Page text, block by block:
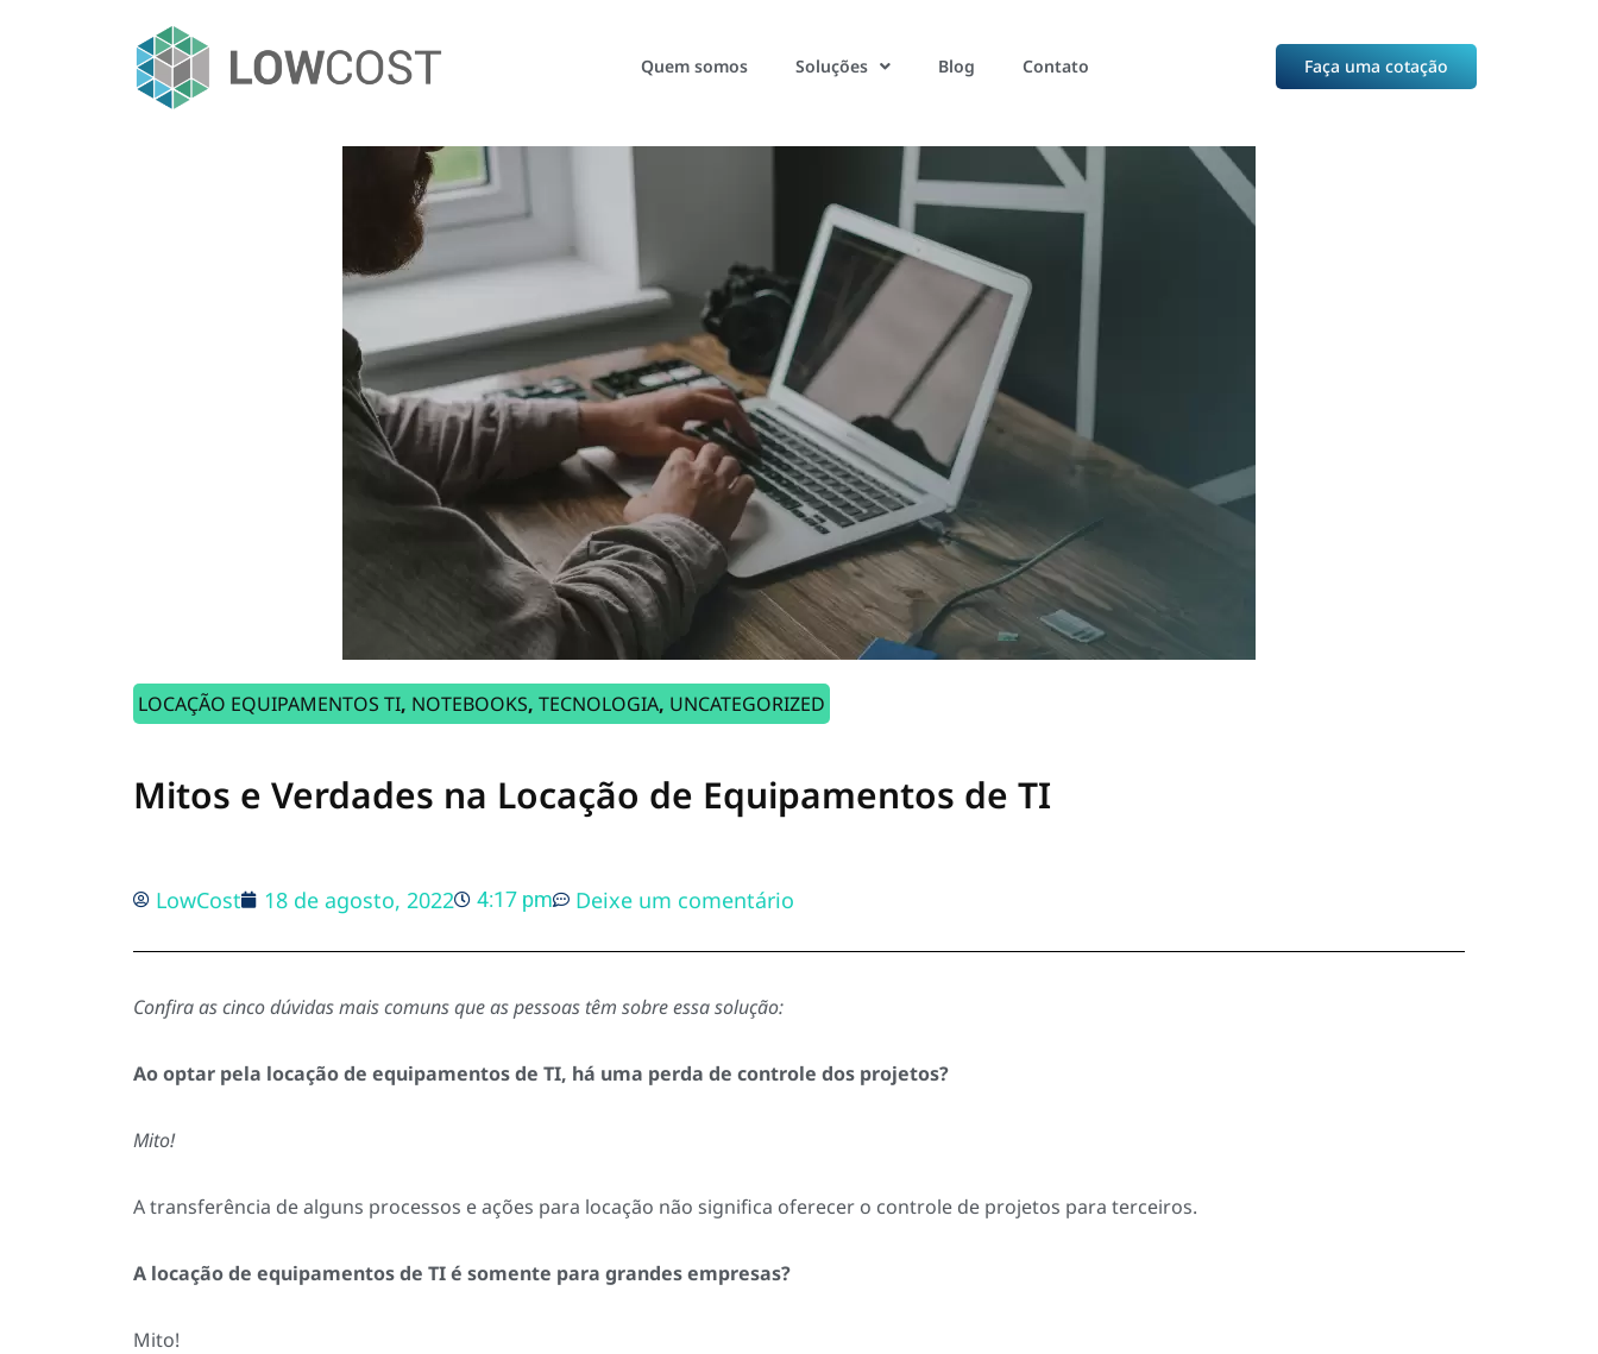
Quem somos Soluções Blog Contato Faça uma cotação
LOCAÇÃO EQUIPAMENTOS TI, NOTEBOOKS, TECNOLOGIA, UNCATEGORIZED
Mitos e Verdades na Locação de Equipamentos de TI
LowCost 18 de agosto, 2022 4:17 pm Deixe um comentário
Confira as cinco dúvidas mais comuns que as pessoas têm sobre essa solução:
Ao optar pela locação de equipamentos de TI, há uma perda de controle dos projetos?
Mito!
A transferência de alguns processos e ações para locação não significa oferecer o controle de projetos para terceiros.
A locação de equipamentos de TI é somente para grandes empresas?
Mito!